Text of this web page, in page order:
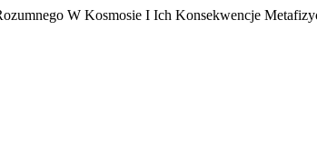
W Kosmosie I Ich Konsekwencje